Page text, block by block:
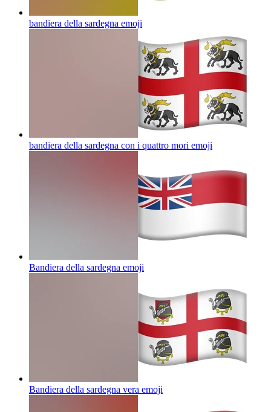
bandiera della sardegna emoji
bandiera della sardegna con i quattro mori emoji
Bandiera della sardegna emoji
Bandiera della sardegna vera emoji